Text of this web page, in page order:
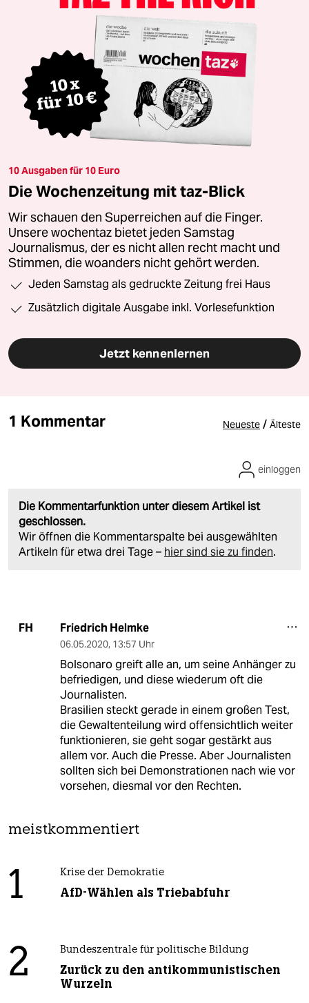
10 Ausgaben für 10 Euro
Die Wochenzeitung mit taz-Blick
Wir schauen den Superreichen auf die Finger.
Unsere wochentaz bietet jeden Samstag
Journalismus, der es nicht allen recht macht und
Stimmen, die woanders nicht gehört werden.
Jeden Samstag als gedruckte Zeitung frei Haus
Zusätzlich digitale Ausgabe inkl. Vorlesefunktion
Jetzt kennenlernen
1 Kommentar Neueste / Älteste
Die Kommentarfunktion unter diesem Artikel ist
geschlossen.
Wir öffnen die Kommentarspalte bei ausgewählten
Artikeln für etwa drei Tage – hier sind sie zu finden.
einloggen
FH Friedrich Helmke
06.05.2020, 13:57 Uhr
Bolsonaro greift alle an, um seine Anhänger zu
befriedigen, und diese wiederum oft die
Journalisten.
Brasilien steckt gerade in einem großen Test,
die Gewaltenteilung wird offensichtlich weiter
funktionieren, sie geht sogar gestärkt aus
allem vor. Auch die Presse. Aber Journalisten
sollten sich bei Demonstrationen nach wie vor
vorsehen, diesmal vor den Rechten.
meistkommentiert
1 Krise der Demokratie
AfD-Wählen als Triebabfuhr
2 Bundeszentrale für politische Bildung
Zurück zu den antikommunistischen
Wurzeln